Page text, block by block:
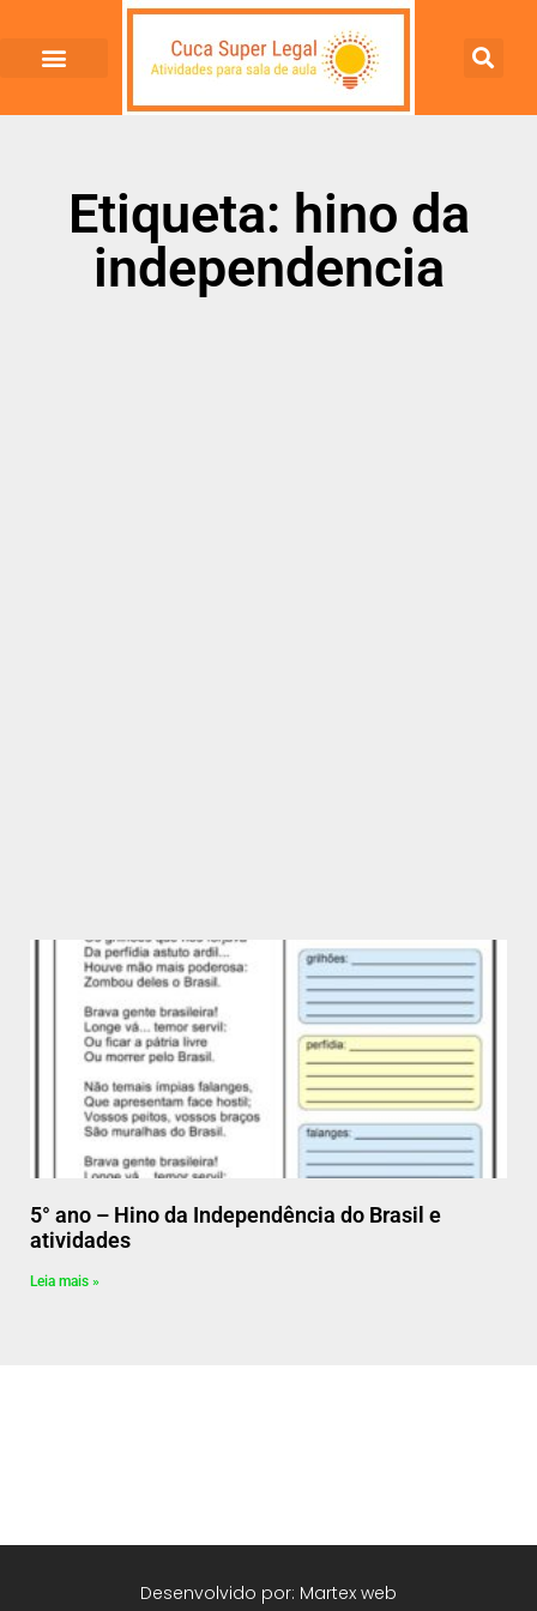
Etiqueta: hino da
independencia
5° ano – Hino da Independência do Brasil e
atividades
Leia mais »
Desenvolvido por: Martex web